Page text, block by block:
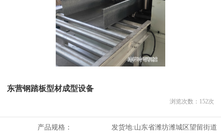
东营钢踏板型材成型设备
浏览次数： 152次
产品规格： 发货地:山东省潍坊潍城区望留街道